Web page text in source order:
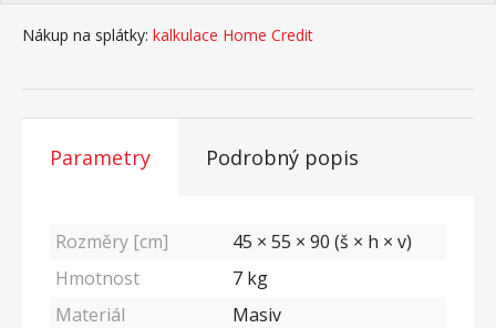
Nákup na splátky: kalkulace Home Credit
Parametry Podrobný popis
Rozměry [cm]
45 × 55 × 90 (š × h × v)
Hmotnost
7 kg
Materiál
Masiv